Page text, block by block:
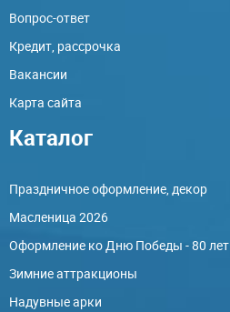
Вопрос-ответ
Кредит, рассрочка
Вакансии
Карта сайта
Каталог
Праздничное оформление, декор
Масленица 2026
Оформление ко Дню Победы - 80 лет
Зимние аттракционы
Надувные арки